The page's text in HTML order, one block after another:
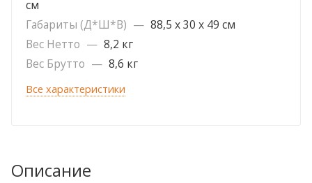
см
Габариты (Д*Ш*В) — 88,5 х 30 х 49 см
Вес Нетто — 8,2 кг
Вес Брутто — 8,6 кг
Все характеристики
Описание